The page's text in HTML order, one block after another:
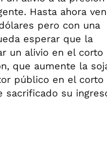
Hasta ahora
pero con una
esperar que la
un alivio en el corto
que aumente la
público en el corto
sacrificado su